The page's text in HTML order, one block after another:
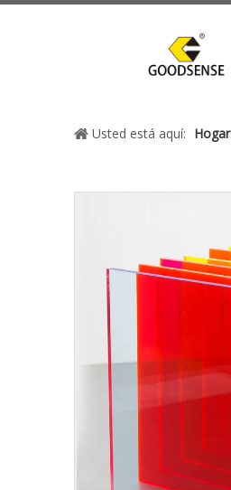
Usted está aquí: Hogar